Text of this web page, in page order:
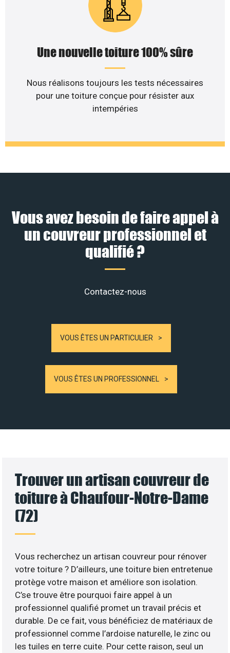
Une nouvelle toiture 100% sûre
Nous réalisons toujours les tests nécessaires
pour une toiture conçue pour résister aux
intempéries
Vous avez besoin de faire appel à
un couvreur professionnel et
qualifié ?
Contactez-nous
VOUS ÊTES UN PARTICULIER
VOUS ÊTES UN PROFESSIONNEL
Trouver un artisan couvreur de
toiture à Chaufour-Notre-Dame
(72)
Vous recherchez un artisan couvreur pour rénover
votre toiture ? D’ailleurs, une toiture bien entretenue
protège votre maison et améliore son isolation.
C’se trouve être pourquoi faire appel à un
professionnel qualifié promet un travail précis et
durable. De ce fait, vous bénéficiez de matériaux de
professionnel comme l’ardoise naturelle, le zinc ou
les tuiles en terre cuite. Pour cette raison, seul un